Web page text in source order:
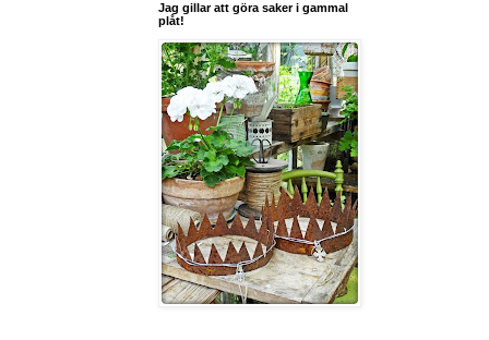
Jag gillar att göra saker i gammal
plåt!